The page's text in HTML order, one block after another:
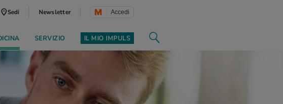
Sedi Newsletter Accedi
SERVIZIO IL MIO IMPULS